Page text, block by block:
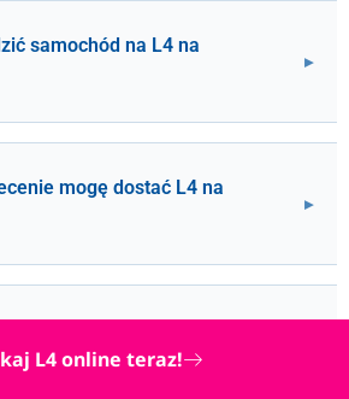
samochód na L4 na
mogę dostać L4 na
L4 online teraz!